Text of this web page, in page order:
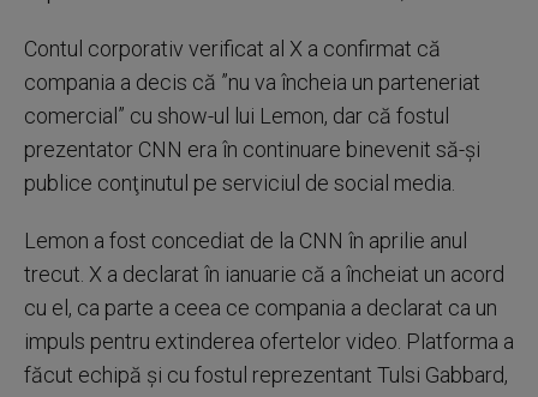
Contul corporativ verificat al X a confirmat că
compania a decis că ”nu va încheia un parteneriat
comercial” cu show-ul lui Lemon, dar că fostul
prezentator CNN era în continuare binevenit să-şi
publice conţinutul pe serviciul de social media.
Lemon a fost concediat de la CNN în aprilie anul
trecut. X a declarat în ianuarie că a încheiat un acord
cu el, ca parte a ceea ce compania a declarat ca un
impuls pentru extinderea ofertelor video. Platforma a
făcut echipă şi cu fostul reprezentant Tulsi Gabbard,